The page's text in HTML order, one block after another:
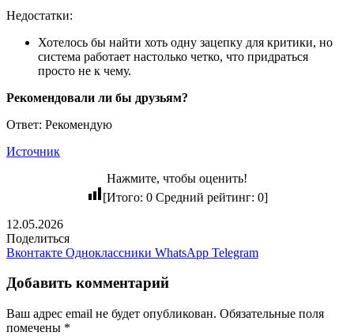
Недостатки:
Хотелось бы найти хоть одну зацепку для критики, но
система работает настолько четко, что придраться
просто не к чему.
Рекомендовали ли бы друзьям?
Ответ: Рекомендую
Источник
Нажмите, чтобы оценить!
[Итого: 0Средний рейтинг: 0]
12.05.2026
Поделиться
Вконтакте Одноклассники WhatsApp Telegram
Добавить комментарий
Ваш адрес email не будет опубликован. Обязательные поля
помечены *